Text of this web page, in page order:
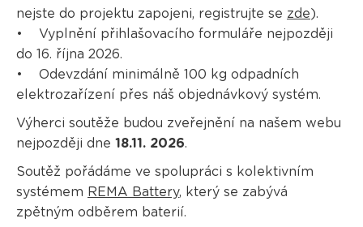
nejste do projektu zapojeni, registrujte se zde).
• Vyplnění přihlašovacího formuláře nejpozději
do 16. října 2026.
• Odevzdání minimálně 100 kg odpadních
elektrozařízení přes náš objednávkový systém.
Výherci soutěže budou zveřejnění na našem webu
nejpozději dne 18.11. 2026.
Soutěž pořádáme ve spolupráci s kolektivním
systémem REMA Battery, který se zabývá
zpětným odběrem baterií.